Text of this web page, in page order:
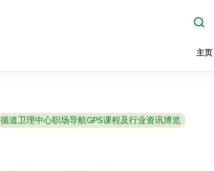
主页
循道卫理中心职场导航GPS课程及行业资讯博览